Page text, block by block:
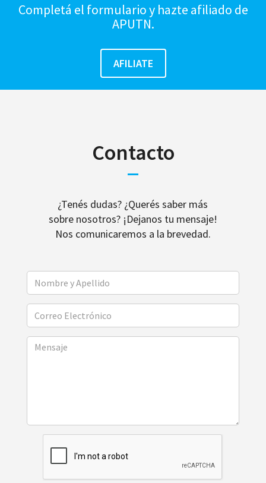
Completá el formulario y hazte afiliado de
APUTN.
Contacto
¿Tenés dudas? ¿Querés saber más
sobre nosotros? ¡Dejanos tu mensaje!
Nos comunicaremos a la brevedad.